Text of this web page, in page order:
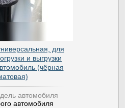
для
и выгрузки
(чёрная
автомобиля
автомобиля